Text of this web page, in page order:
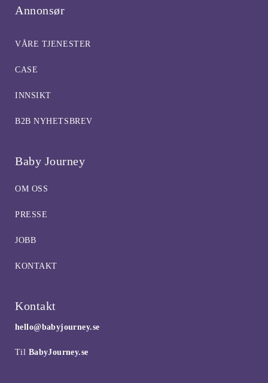
Annonsør
VÅRE TJENESTER
CASE
INNSIKT
B2B NYHETSBREV
Baby Journey
OM OSS
PRESSE
JOBB
KONTAKT
Kontakt
hello@babyjourney.se
Til BabyJourney.se